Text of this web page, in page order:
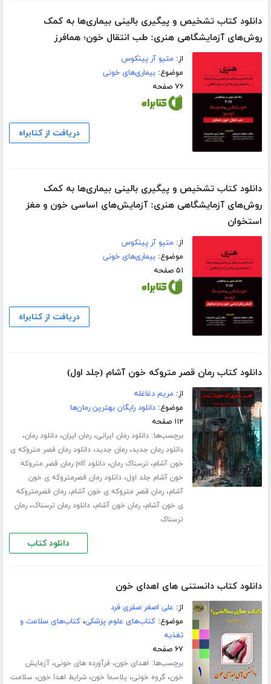
دانلود کتاب تشخیص و پیگیری بالینی بیماری‌ها به کمک
روش‌های آزمایشگاهی هنری: طب انتقال خون؛ همافرز
از: متیو آر پینکوس
موضوع:بیماری‌های خونی
۷۶ صفحه
دریافت از کتابراه
دانلود کتاب تشخیص و پیگیری بالینی بیماری‌ها به کمک
روش‌های آزمایشگاهی هنری: آزمایش‌های اساسی خون و مغز
استخوان
از: متیو آر پینکوس
موضوع:بیماری‌های خونی
۵۱ صفحه
دریافت از کتابراه
دانلود کتاب رمان قصر متروکه خون آشام (جلد اول)
از: مریم دغاغله
موضوع:دانلود رایگان بهترین رمان‌ها
۱۱۲ صفحه
برچسب‌ها:دانلود رمان ایرانی،رمان ایران،دانلود رمان،
دانلود رمان جدید،رمان جدید،دانلود رمان قصر متروکه ی
خون آشام، ترسناک رمان،
دانلود pdf رمان قصر متروکه
خون آشام جلد اول،دانلود رمان قصرمتروکه ی خون
آشام،رمان قصر متروکه ی خون آشام،رمان قصرمتروکه
ی خون آشام،رمان خون آشام،دانلود رمان ترسناک،رمان
ترسناک
دانلود کتاب
دانلود کتاب دانستنی های اهدای خون
از: علی اصغر صفری فرد
موضوع:کتاب‌های علوم پزشکی،کتاب‌های سلامت و
تغذیه
۶۷ صفحه
برچسب‌ها: اهدای خون، فرآورده های خونی،آزمایش
خون،گروه خونی، پلاسما خون،شرایط اهدا خون، سلامت